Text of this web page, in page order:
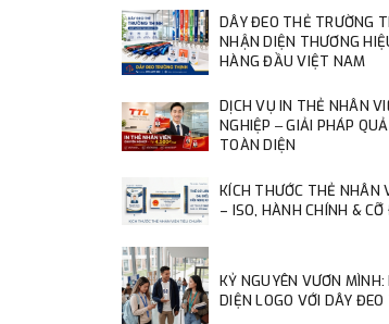
DÂY ĐEO THẺ TRƯỜNG
NHẬN DIỆN THƯƠNG
HÀNG ĐẦU VIỆT NAM
DỊCH VỤ IN THẺ NHÂN
NGHIỆP ‒ GIẢI PHÁP
TOÀN DIỆN
KÍCH THƯỚC THẺ NHÂN
– ISO, HÀNH CHÍNH &
KỶ NGUYÊN VƯƠN
DIỆN LOGO VỚI DÂY